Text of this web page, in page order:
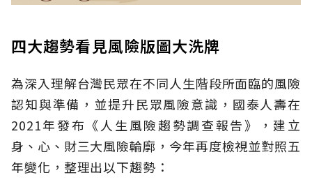
四大趨勢看見風險版圖大洗牌
為深入理解台灣民眾在不同人生階段所面臨的風險
認知與準備，並提升民眾風險意識，國泰人壽在
2021年發布《人生風險趨勢調查報告》，建立
身、心、財三大風險輪廓，今年再度檢視並對照五
年變化，整理出以下趨勢：